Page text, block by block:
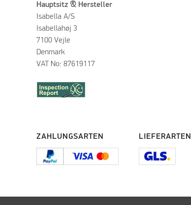
Hauptsitz & Hersteller
Isabella A/S
Isabellahøj 3
7100 Vejle
Denmark
VAT No: 87619117
ZAHLUNGSARTEN LIEFERARTEN